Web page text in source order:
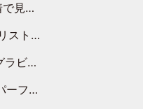
」「魅力的です」
ディー披露
新たな魅力
デビュー